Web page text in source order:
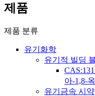
제품
제품 분류
유기화학
유기적 빌딩
아-1,8-
유기금속 시약